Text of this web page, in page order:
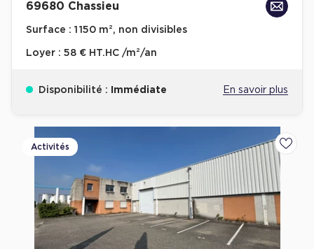
69680 Chassieu
Surface : 1 150 m², non divisibles
Loyer : 58 € HT.HC /m²/an
Disponibilité : Immédiate En savoir plus
Activités